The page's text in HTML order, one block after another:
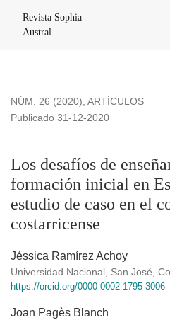
Revista Sophia
Austral
NÚM. 26 (2020), ARTÍCULOS
Los desafíos de
formación inicial en
estudio de caso en el
costarricense
Publicado 31-12-2020
Jéssica Ramírez Achoy
Universidad Nacional, San José,
https://orcid.org/0000-0002-1795-3006
Joan Pagès Blanch